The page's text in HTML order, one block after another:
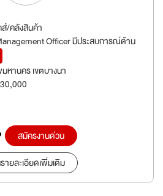
/คลังสินค้า
Officer มีประสบการณ์ด้าน
หานคร เขตบางนา
สมัครงานด่วน
ายละเอียดเพิ่มเติม